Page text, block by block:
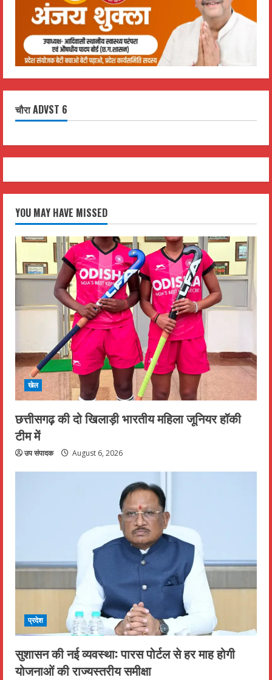
चौरा ADVST 6
YOU MAY HAVE MISSED
खेल
छत्तीसगढ़ की दो खिलाड़ी भारतीय महिला जूनियर हॉकी
टीम में
उप संपादक August 6, 2026
प्रदेश
सुशासन की नई व्यवस्था: पारस पोर्टल से हर माह होगी
योजनाओं की राज्यस्तरीय समीक्षा